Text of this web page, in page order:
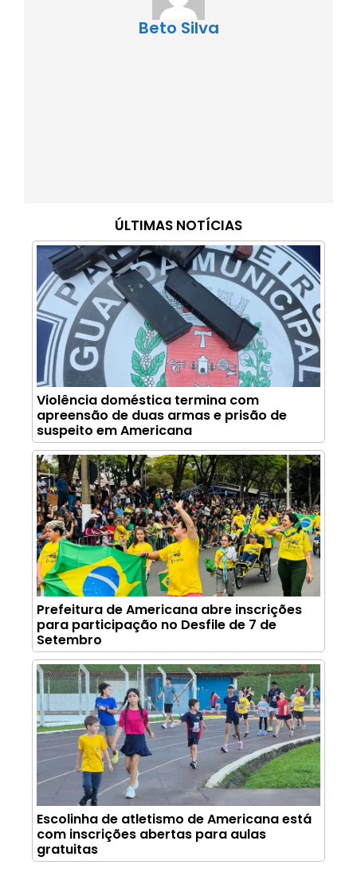
Beto Silva
ÚLTIMAS NOTÍCIAS
Violência doméstica termina com
apreensão de duas armas e prisão de
suspeito em Americana
Prefeitura de Americana abre inscrições
para participação no Desfile de 7 de
Setembro
Escolinha de atletismo de Americana está
com inscrições abertas para aulas
gratuitas